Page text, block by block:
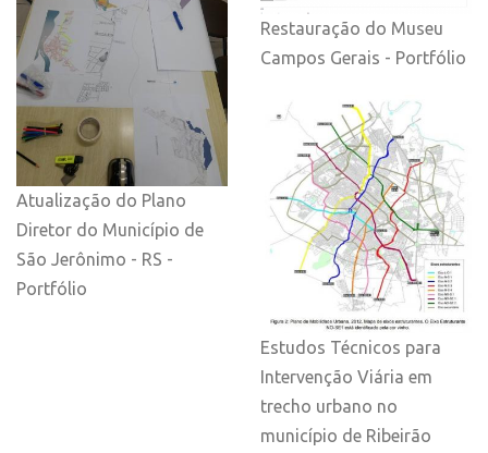
Atualização do Plano
Diretor do Município de
São Jerônimo - RS -
Portfólio
Restauração do Museu
Campos Gerais - Portfólio
Estudos Técnicos para
Intervenção Viária em
trecho urbano no
município de Ribeirão